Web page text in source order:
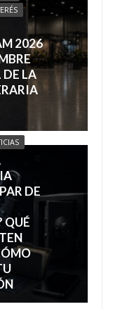
2026
LA
DE
QUÉ